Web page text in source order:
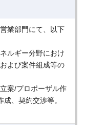
業部門にて、以下
ルギー分野におけ
よび案件組成等の
案/プロポーザル作
、契約交渉等。